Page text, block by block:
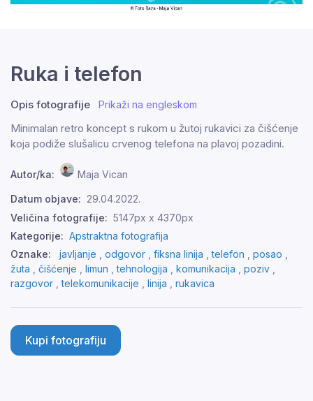
Ruka i telefon
Opis fotografije Prikaži na engleskom
Minimalan retro koncept s rukom u žutoj rukavici za čišćenje
koja podiže slušalicu crvenog telefona na plavoj pozadini.
Autor/ka: Maja Vican
Datum objave: 29.04.2022.
Veličina fotografije: 5147px x 4370px
Kategorije: Apstraktna fotografija
Oznake:
javljanje odgovor fiksna linija ,telefon posao
žuta
čišćenje limun ,tehnologija komunikacija poziv
razgovor ,telekomunikacije linija rukavica
Kupi fotografiju